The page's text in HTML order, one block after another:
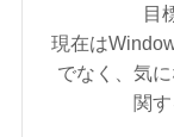
目
現在は
でなく、気
関